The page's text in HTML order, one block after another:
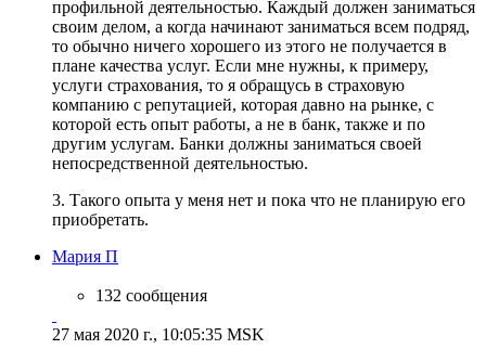
профильной деятельностью. Каждый должен заниматься
своим делом, а когда начинают заниматься всем подряд,
то обычно ничего хорошего из этого не получается в
плане качества услуг. Если мне нужны, к примеру,
услуги страхования, то я обращусь в страховую
компанию с репутацией, которая давно на рынке, с
которой есть опыт работы, а не в банк, также и по
другим услугам. Банки должны заниматься своей
непосредственной деятельностью.
3. Такого опыта у меня нет и пока что не планирую его
приобретать.
Мария П
132 сообщения
27 мая 2020 г., 10:05:35 MSK